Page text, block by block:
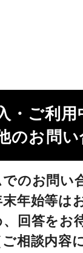
・ご利
のお問
のお問い
年始等は
、回答をお
相談内容